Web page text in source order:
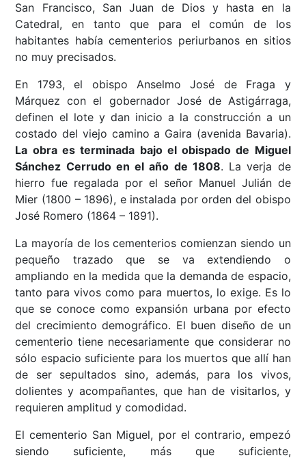
San Francisco, San Juan de Dios y hasta en la
Catedral, en tanto que para el común de los
habitantes había cementerios periurbanos en sitios
no muy precisados.
En 1793, el obispo Anselmo José de Fraga y
Márquez con el gobernador José de Astigárraga,
definen el lote y dan inicio a la construcción a un
costado del viejo camino a Gaira (avenida Bavaria).
La obra es terminada bajo el obispado de Miguel
Sánchez Cerrudo en el año de 1808. La verja de
hierro fue regalada por el señor Manuel Julián de
Mier (1800 – 1896), e instalada por orden del obispo
José Romero (1864 – 1891).
La mayoría de los cementerios comienzan siendo un
pequeño trazado que se va extendiendo o
ampliando en la medida que la demanda de espacio,
tanto para vivos como para muertos, lo exige. Es lo
que se conoce como expansión urbana por efecto
del crecimiento demográfico. El buen diseño de un
cementerio tiene necesariamente que considerar no
sólo espacio suficiente para los muertos que allí han
de ser sepultados sino, además, para los vivos,
dolientes y acompañantes, que han de visitarlos, y
requieren amplitud y comodidad.
El cementerio San Miguel, por el contrario, empezó
siendo suficiente, más que suficiente,